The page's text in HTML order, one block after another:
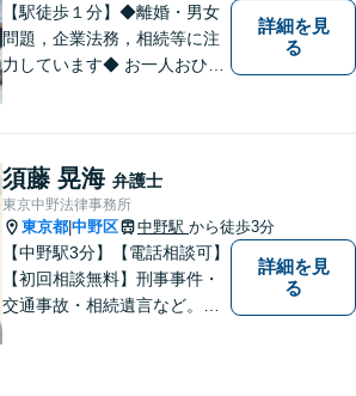
【駅徒歩１分】◆離婚・男女
問題，企業法務，相続等に注
力しています◆ お一人おひと
詳細を見
る
須藤 晃海 弁護士
東京中野法律事務所
東京都 中野区 中野駅 から徒歩3分
【中野駅3分】【電話相談可】
【初回相談無料】刑事事件・
交通事故・相続遺言など。フ
詳細を見
る